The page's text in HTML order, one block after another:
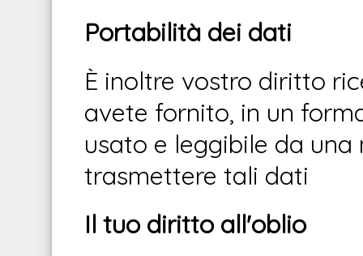
Portabilità dei dati
È inoltre vostro diritto
avete fornito, in un
usato e leggibile da
trasmettere tali dati
Il tuo diritto all'oblio